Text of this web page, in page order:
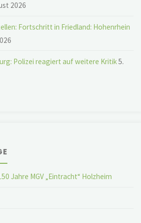
2026
Fortschritt in Friedland: Hohenrhein
Polizei reagiert auf weitere Kritik5.
Jahre MGV „Eintracht“ Holzheim